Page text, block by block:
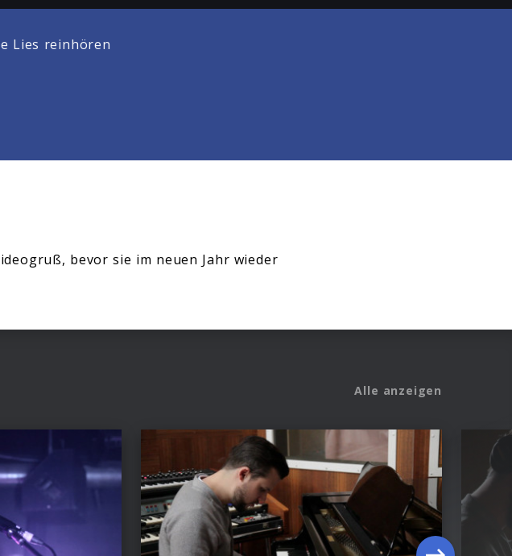
Lies reinhören
bevor sie im neuen Jahr wieder
Alle anzeigen